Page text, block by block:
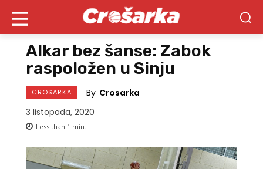
Alkar bez šanse: Zabok
raspoložen u Sinju
CROSARKA By Crosarka
3 listopada, 2020
Less than 1 min.